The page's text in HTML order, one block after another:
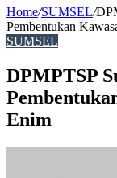
Home/SUMSEL/
Pembentukan
SUMSEL
DPMPTSP
Enim